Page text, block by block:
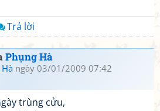
Trả lời
Phụng Hà
ngày 03/01/2009 07:42
trùng cửu,